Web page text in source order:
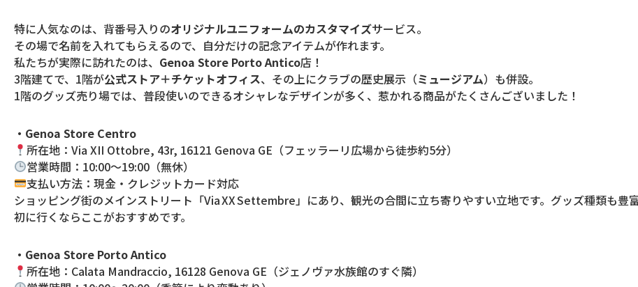
特に人気なのは、背番号入りのオリジナルユニフォームのカスタマイズサービス。
その場で名前を入れてもらえるので、自分だけの記念アイテムが作れます。
私たちが実際に訪れたのは、 Genoa Store Porto Antico店！
3階建てで、1階が公式ストア＋チケットオフィス、その上にクラブの歴史展示（ミュージアム）も併設。
1階のグッズ売り場では、普段使いのできるオシャレなデザインが多く、惹かれる商品がたくさんございました！
・Genoa Store Centro
所在地：Via XII Ottobre, 43r, 16121 Genova GE（フェッラーリ広場から徒歩約5分）
営業時間：10:00〜19:00（無休）
支払い方法：現金・クレジットカード対応
ショッピング街のメインストリート「Via XX Settembre」にあり、観光の合間に立ち寄りやすい立地です。グッズ種類も豊
初に行くならここがおすすめです。
・Genoa Store Porto Antico
所在地：Calata Mandraccio, 16128 Genova GE（ジェノヴァ水族館のすぐ隣）